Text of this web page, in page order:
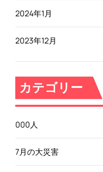
2024年1月
2023年12月
カテゴリー
000人
7月の大災害